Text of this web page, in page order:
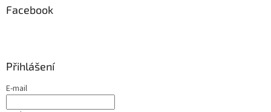
Facebook
Přihlášení
E-mail